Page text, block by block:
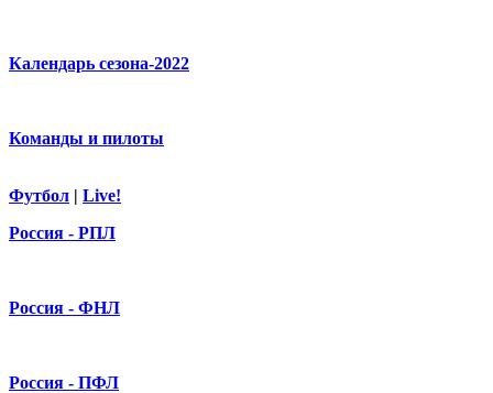
Календарь сезона-2022
Команды и пилоты
Футбол | Live!
Россия - РПЛ
Россия - ФНЛ
Россия - ПФЛ